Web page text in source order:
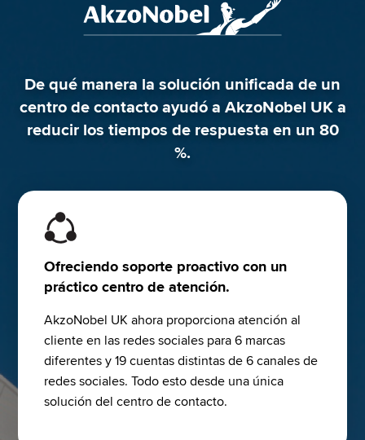
individualizada.
De qué manera la solución unificada de un
centro de contacto ayudó a AkzoNobel UK a
reducir los tiempos de respuesta en un 80
%.
Ofreciendo soporte proactivo con un
práctico centro de atención.
AkzoNobel UK ahora proporciona atención al
cliente en las redes sociales para 6 marcas
diferentes y 19 cuentas distintas de 6 canales de
redes sociales. Todo esto desde una única
solución del centro de contacto.